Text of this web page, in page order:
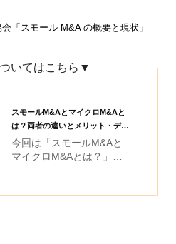
「スモール M&A の概要と現状」
いてはこちら▼
スモールM&AとマイクロM&Aと
は？両者の違いとメリット・デメ
リットを解説 ...
今回は「スモールM&Aと
マイクロM&Aとは？」に